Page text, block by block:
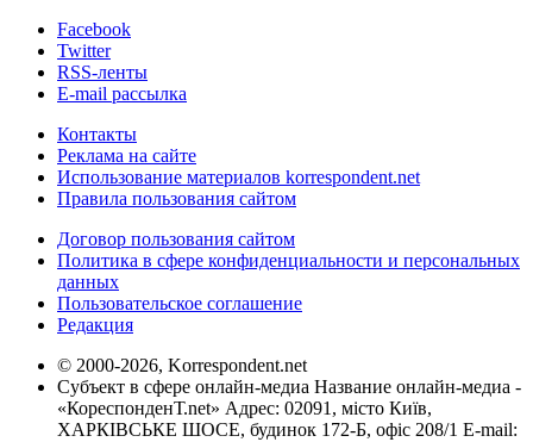
Facebook
Twitter
RSS-ленты
E-mail рассылка
Контакты
Реклама на сайте
Использование материалов korrespondent.net
Правила пользования сайтом
Договор пользования сайтом
Политика в сфере конфиденциальности и персональных
данных
Пользовательское соглашение
Редакция
© 2000-2026, Korrespondent.net
Субъект в сфере онлайн-медиа Название онлайн-медиа -
«КореспонденТ.net» Адрес: 02091, місто Київ,
ХАРКІВСЬКЕ ШОСЕ, будинок 172-Б, офіс 208/1 E-mail: